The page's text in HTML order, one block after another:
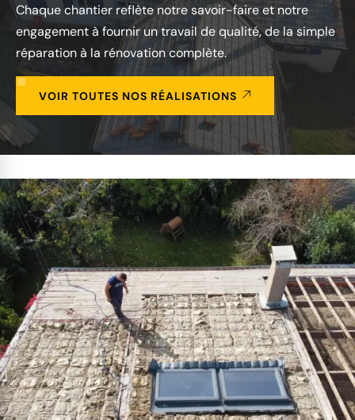
Chaque chantier reflète notre savoir-faire et notre
engagement à fournir un travail de qualité, de la simple
réparation à la rénovation complète.
VOIR TOUTES NOS RÉALISATIONS